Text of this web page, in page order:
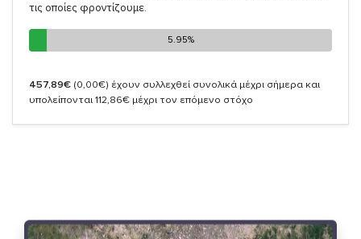
τις οποίες φροντίζουμε.
5.95%
5.95%
457,89€ (0,00€) έχουν συλλεχθεί συνολικά μέχρι σήμερα και
υπολείπονται 112,86€ μέχρι τον επόμενο στόχο